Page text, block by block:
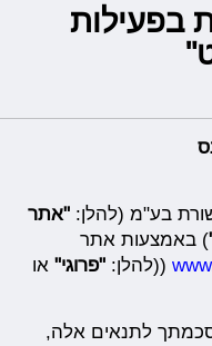
בפעילות
בע"מ (להלן:"אתר
) באמצעות אתר
((להלן:"פרוגי" או
לתנאים אלה,